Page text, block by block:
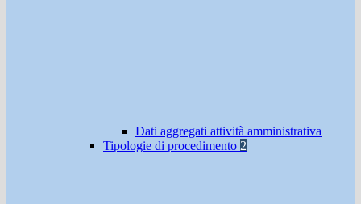
Dati aggregati attività amministrativa
Tipologie di procedimento 2